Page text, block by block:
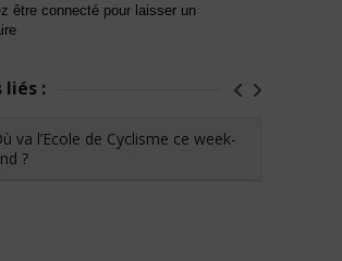
être connecté pour laisser un
liés :
va l’Ecole de Cyclisme ce week-
?